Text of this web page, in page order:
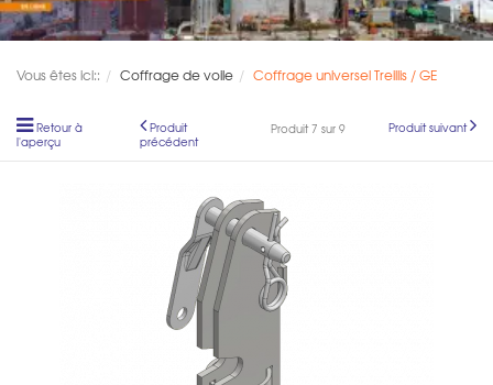
Vous êtes ici:: Coffrage de voile Coffrage universel Treillis / GE
Retour à
l'aperçu
Produit
précédent
Produit 7 sur 9 Produit suivant